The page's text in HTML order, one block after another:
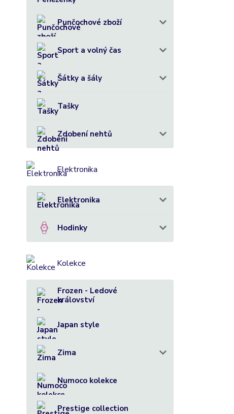
Punčochové zboží
Sport a volný čas
Šátky a šály
Tašky
Zdobení nehtů
Elektronika
Elektronika
Hodinky
Kolekce
Frozen - Ledové
království
Japan style
Zima
Numoco kolekce
Prestige collection